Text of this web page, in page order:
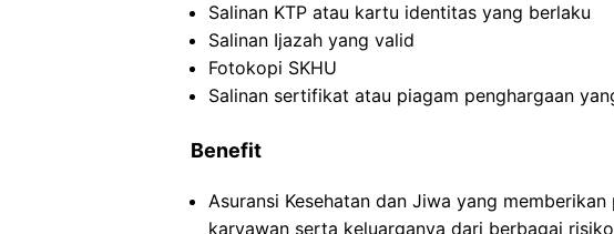
Salinan KTP atau kartu identitas yang berlaku
Salinan Ijazah yang valid
Fotokopi SKHU
Salinan sertifikat atau piagam penghargaan
Benefit
Asuransi Kesehatan dan Jiwa yang
karyawan serta keluarganya dari berbagai